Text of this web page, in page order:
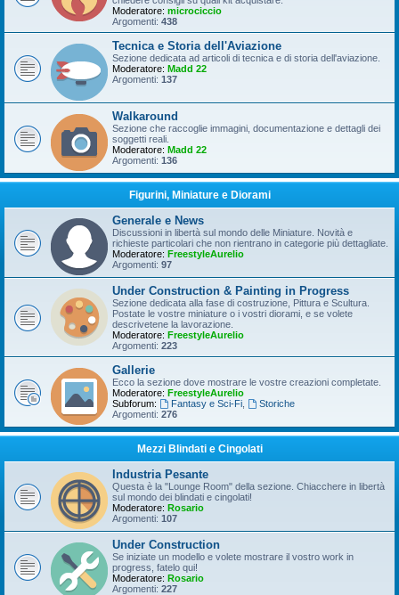
Moderatore: microciccio
Argomenti: 438
Tecnica e Storia dell'Aviazione
Sezione dedicata ad articoli di tecnica e di storia dell'aviazione.
Moderatore: Madd 22
Argomenti: 137
Walkaround
Sezione che raccoglie immagini, documentazione e dettagli dei
soggetti reali.
Moderatore: Madd 22
Argomenti: 136
Figurini, Miniature e Diorami
Generale e News
Discussioni in libertà sul mondo delle Miniature. Novità e
richieste particolari che non rientrano in categorie più dettagliate.
Moderatore: FreestyleAurelio
Argomenti: 97
Under Construction & Painting in Progress
Sezione dedicata alla fase di costruzione, Pittura e Scultura.
Postate le vostre miniature o i vostri diorami, e se volete
descrivetene la lavorazione.
Moderatore: FreestyleAurelio
Argomenti: 223
Gallerie
Ecco la sezione dove mostrare le vostre creazioni completate.
Moderatore: FreestyleAurelio
Subforum:
Fantasy e Sci-Fi,
Storiche
Argomenti: 276
Mezzi Blindati e Cingolati
Industria Pesante
Questa è la "Lounge Room" della sezione. Chiacchere in libertà
sul mondo dei blindati e cingolati!
Moderatore: Rosario
Argomenti: 107
Under Construction
Se iniziate un modello e volete mostrare il vostro work in
progress, fatelo qui!
Moderatore: Rosario
Argomenti: 227